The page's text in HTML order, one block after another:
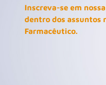
Inscreva-se em
dentro dos assuntos
Farmacêutico.